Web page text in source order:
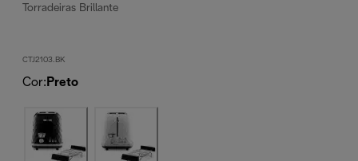
Torradeiras Brillante
CTJ2103.BK
Cor: Preto